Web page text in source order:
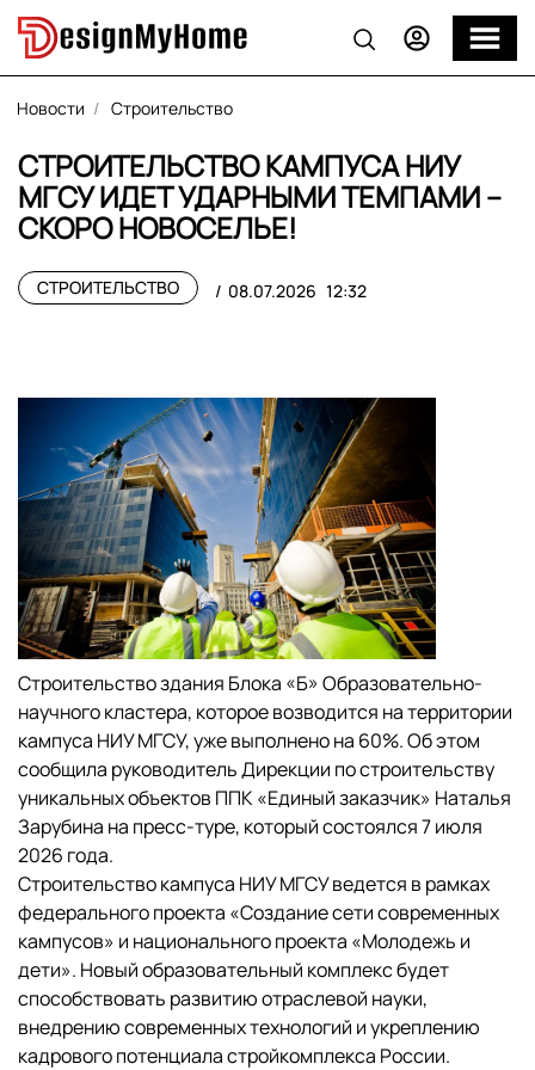
Новости Строительство
СТРОИТЕЛЬСТВО КАМПУСА НИУ
МГСУ ИДЕТ УДАРНЫМИ ТЕМПАМИ –
СКОРО НОВОСЕЛЬЕ!
СТРОИТЕЛЬСТВО 08.07.2026 12:32
Строительство здания Блока «Б» Образовательно-
научного кластера, которое возводится на территории
кампуса НИУ МГСУ, уже выполнено на 60%. Об этом
сообщила руководитель Дирекции по строительству
уникальных объектов ППК «Единый заказчик» Наталья
Зарубина на пресс-туре, который состоялся 7 июля
2026 года.
Строительство кампуса НИУ МГСУ ведется в рамках
федерального проекта «Создание сети современных
кампусов» и национального проекта «Молодежь и
дети». Новый образовательный комплекс будет
способствовать развитию отраслевой науки,
внедрению современных технологий и укреплению
кадрового потенциала стройкомплекса России.